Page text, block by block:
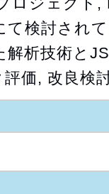
て検討され
解析技術と
価, 改良検